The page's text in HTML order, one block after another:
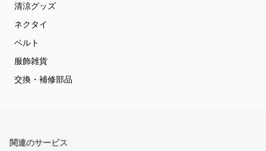
清涼グッズ
ネクタイ
ベルト
服飾雑貨
交換・補修部品
関連のサービス